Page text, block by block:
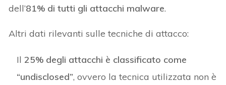
dell’81% di tutti gli attacchi malware.
Altri dati rilevanti sulle tecniche di attacco:
Il25% degli attacchi è classificato come
“undisclosed”, ovvero la tecnica utilizzata non è